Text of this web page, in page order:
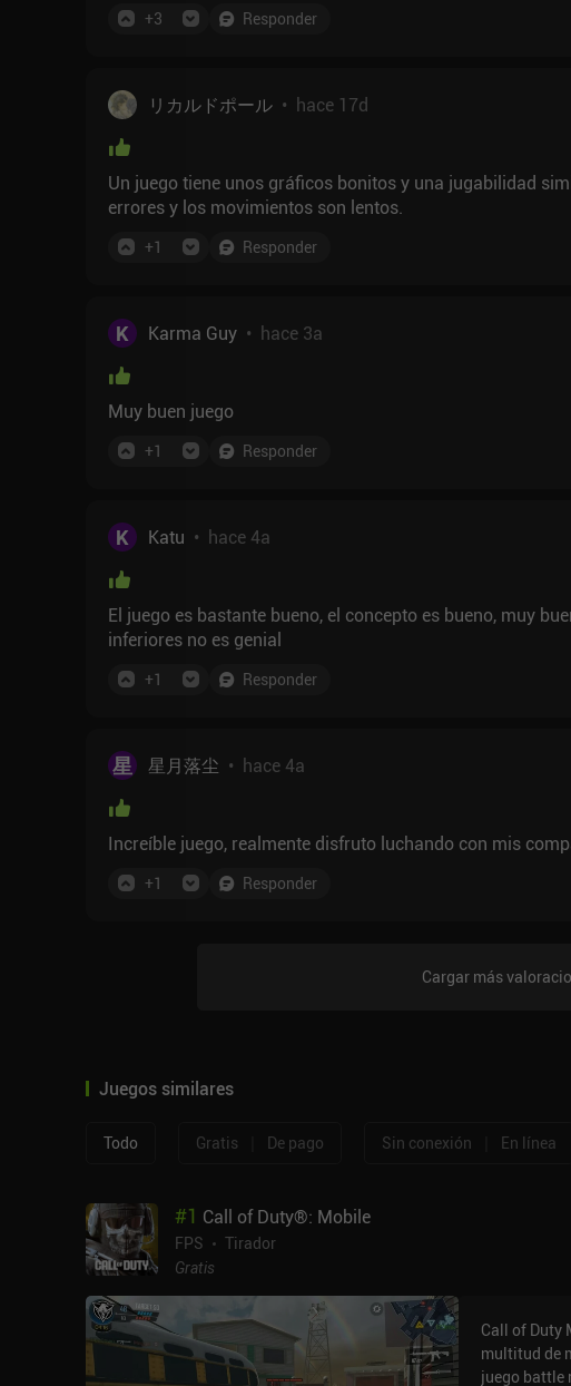
+3 Responder
リカルドポール• hace 17d
Un juego tiene unos gráficos bonitos y una jugabilidad
errores y los movimientos son lentos.
+1 Responder
K Karma Guy• hace 3a
Muy buen juego
+1 Responder
K Katu • hace 4a
El juego es bastante bueno, el concepto es bueno, muy
inferiores no es genial
+1 Responder
星 星月落尘 • hace 4a
Increíble juego, realmente disfruto luchando con mis
+1 Responder
Cargar más
Juegos similares
Todo Gratis De pago Sin conexión En línea
#1 Call of Duty®: Mobile
FPS
Tirador
Gratis
Call of Duty
multitud de
juego battle